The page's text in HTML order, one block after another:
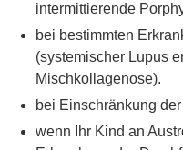
intermittierende
bei bestimmten
(systemischer Lupus
Mischkollagenose).
bei Einschränkung
wenn Ihr Kind an